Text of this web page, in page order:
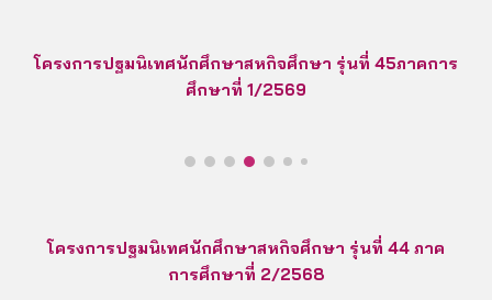
โครงการปฐมนิเทศนักศึกษาสหกิจศึกษา รุ่นที่ 45ภาคการ
ศึกษาที่ 1/2569
โครงการปฐมนิเทศนักศึกษาสหกิจศึกษา รุ่นที่ 44 ภาค
การศึกษาที่ 2/2568